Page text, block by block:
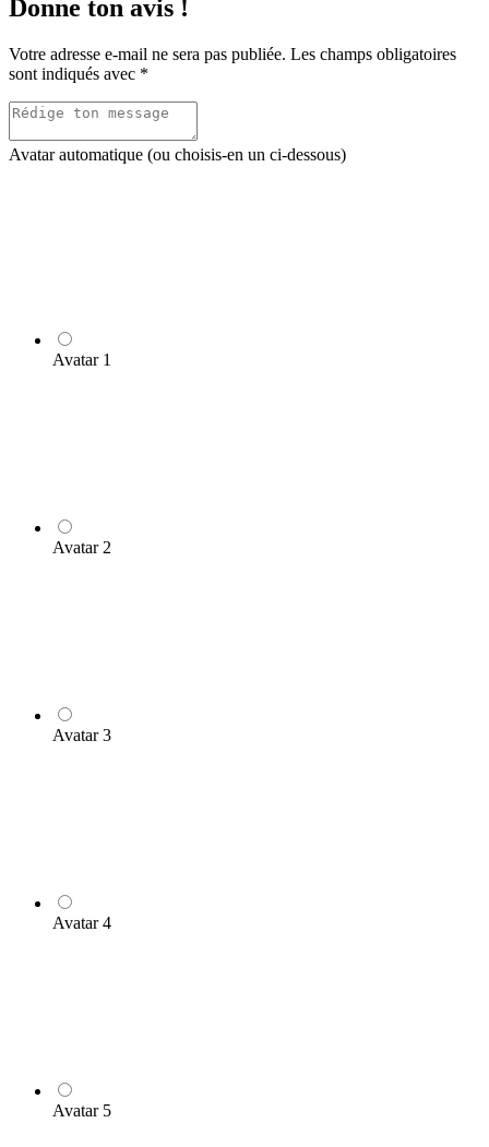
Donne ton avis !
Votre adresse e-mail ne sera pas publiée. Les champs obligatoires
sont indiqués avec *
Avatar automatique (ou choisis-en un ci-dessous)
Avatar 1
Avatar 2
Avatar 3
Avatar 4
Avatar 5